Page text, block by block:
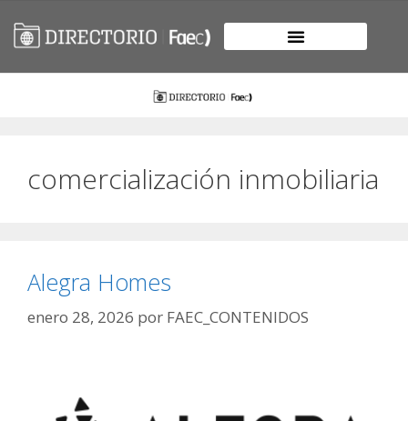
comercialización inmobiliaria
Alegra Homes
enero 28, 2026 por FAEC_CONTENIDOS